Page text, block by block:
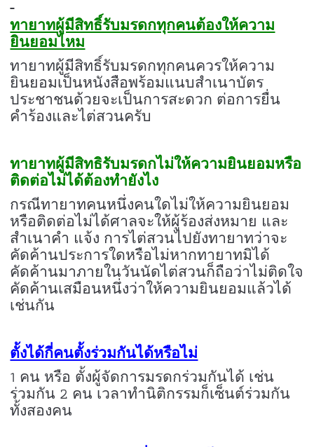
ทายาทผู้มีสิทธิ์รับมรดกทุกคนต้องให้ความ
ยินยอมไหม
ทายาทผู้มีสิทธิ์รับมรดกทุกคนควรให้ความ
ยินยอมเป็นหนังสือพร้อมแนบสำเนาบัตร
ประชาชนด้วยจะเป็นการสะดวก ต่อการยื่น
คำร้องและไต่สวนครับ
ทายาทผู้มีสิทธิรับมรดกไม่ให้ความยินยอมหรือ
ติดต่อไม่ได้ต้องทำยังไง
กรณีทายาทคนหนึ่งคนใดไม่ให้ความยินยอม
หรือติดต่อไม่ได้ศาลจะให้ผู้ร้องส่งหมาย และ
สำเนาคำ แจ้ง การไต่สวนไปยังทายาทว่าจะ
คัดค้านประการใดหรือไม่หากทายาทมิได้
คัดค้านมาภายในวันนัดไต่สวนก็ถือว่าไม่ติดใจ
คัดค้านเสมือนหนึ่งว่าให้ความยินยอมแล้วได้
เช่นกัน
ตั้งได้กี่คนตั้งร่วมกันได้หรือไม่
1 คน หรือ ตั้งผู้จัดการมรดกร่วมกันได้ เช่น
ร่วมกัน 2 คน เวลาทำนิติกรรมก็เซ็นต์ร่วมกัน
ทั้งสองคน